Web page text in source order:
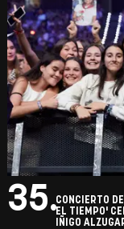
35.CONCIERTO
EL TIEMPO'
IÑIGO